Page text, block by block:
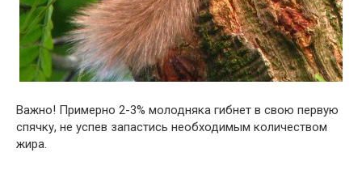
Важно! Примерно 2-3% молодняка гибнет в свою первую
спячку, не успев запастись необходимым количеством
жира.